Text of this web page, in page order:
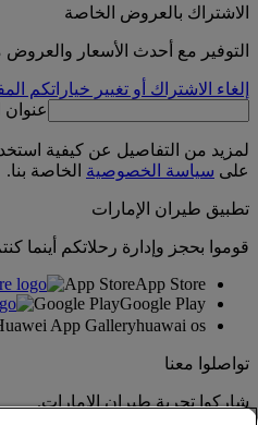
الاشتراك بالعروض الخاصة
التوفير مع أحدث الأسعار
إلغاء الاشتراك أو تغيير خياراتكم
عنوان
لمزيد من التفاصيل عن كيفية
على سياسة الخصوصية الخاصة بنا.
تطبيق طيران الإمارات
قوموا بحجز وإدارة رحلاتكم أينما
App StoreApp Store
Google PlayGoogle Play
App Galleryhuawai os
تواصلوا معنا
شاركوا تجربة طيران الإمارات.